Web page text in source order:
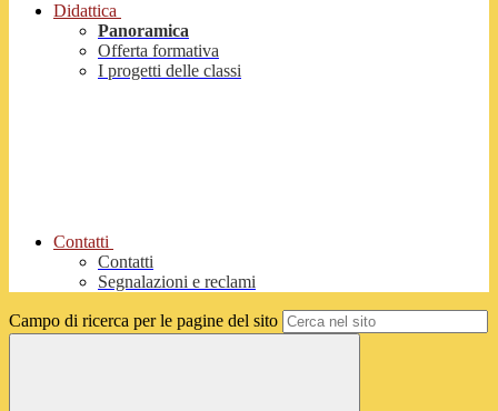
Didattica
Panoramica
Offerta formativa
I progetti delle classi
Contatti
Contatti
Segnalazioni e reclami
Campo di ricerca per le pagine del sito